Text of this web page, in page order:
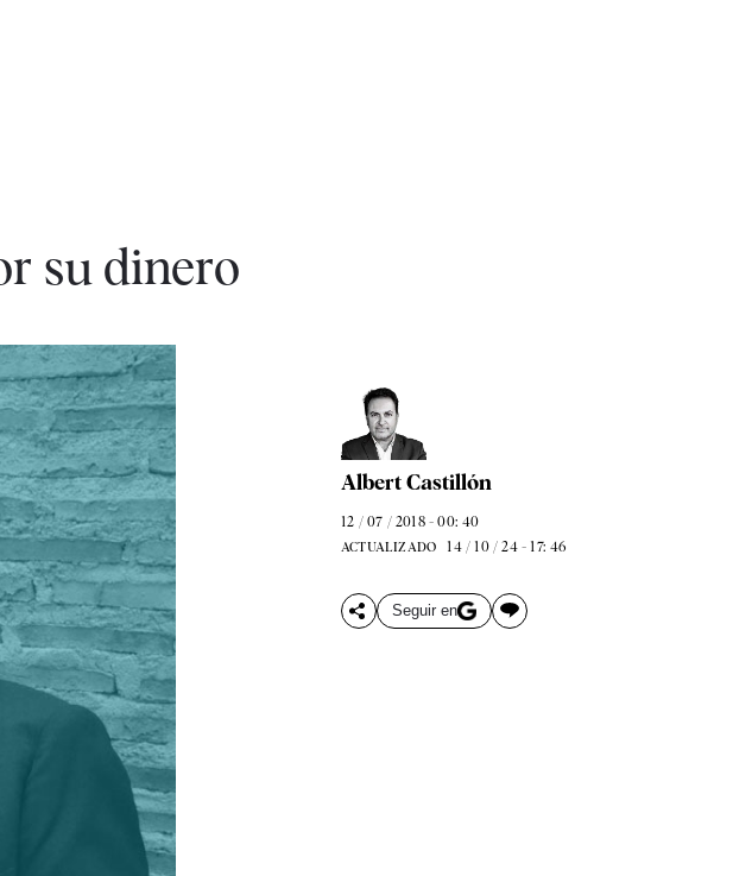
su dinero
Albert Castillón
12 / 07 / 2018 - 00: 40
ACTUALIZADO 14 / 10 / 24 - 17: 46
Seguir en